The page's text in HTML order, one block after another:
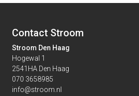
Contact Stroom
Stroom Den Haag
Hogewal 1
2541HA Den Haag
070 3658985
info@stroom.nl